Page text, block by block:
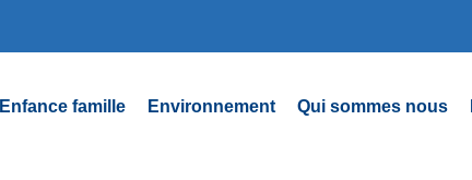
Enfance famille Environnement Qui sommes nous